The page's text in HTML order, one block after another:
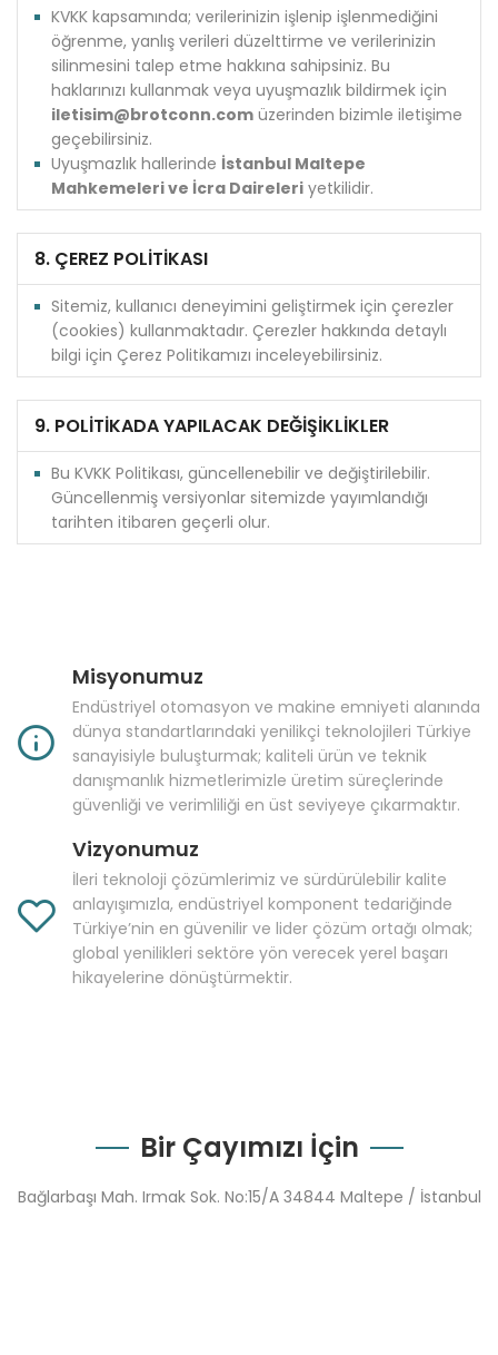
KVKK kapsamında; verilerinizin işlenip işlenmediğini
öğrenme, yanlış verileri düzelttirme ve verilerinizin
silinmesini talep etme hakkına sahipsiniz. Bu
haklarınızı kullanmak veya uyuşmazlık bildirmek için
iletisim@brotconn.com üzerinden bizimle iletişime
geçebilirsiniz.
Uyuşmazlık hallerinde İstanbul Maltepe
Mahkemeleri ve İcra Daireleri yetkilidir.
8. ÇEREZ POLİTİKASI
Sitemiz, kullanıcı deneyimini geliştirmek için çerezler
(cookies) kullanmaktadır. Çerezler hakkında detaylı
bilgi için Çerez Politikamızı inceleyebilirsiniz.
9. POLİTİKADA YAPILACAK DEĞİŞİKLİKLER
Bu KVKK Politikası, güncellenebilir ve değiştirilebilir.
Güncellenmiş versiyonlar sitemizde yayımlandığı
tarihten itibaren geçerli olur.
Misyonumuz
Endüstriyel otomasyon ve makine emniyeti alanında
dünya standartlarındaki yenilikçi teknolojileri Türkiye
sanayisiyle buluşturmak; kaliteli ürün ve teknik
danışmanlık hizmetlerimizle üretim süreçlerinde
güvenliği ve verimliliği en üst seviyeye çıkarmaktır.
Vizyonumuz
İleri teknoloji çözümlerimiz ve sürdürülebilir kalite
anlayışımızla, endüstriyel komponent tedariğinde
Türkiye’nin en güvenilir ve lider çözüm ortağı olmak;
global yenilikleri sektöre yön verecek yerel başarı
hikayelerine dönüştürmektir.
Bir Çayımızı İçin
Bağlarbaşı Mah. Irmak Sok. No:15/A 34844 Maltepe / İstanbul